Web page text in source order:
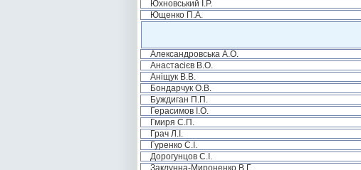
Юхновський І.Р.
Ющенко П.А.
Александровська А.О.
Анастасієв В.О.
Аніщук В.В.
Бондарчук О.В.
Буждиган П.П.
Герасимов І.О.
Гмиря С.П.
Грач Л.І.
Гуренко С.І.
Дорогунцов С.І.
Заклунна-Мироненко В.Г.